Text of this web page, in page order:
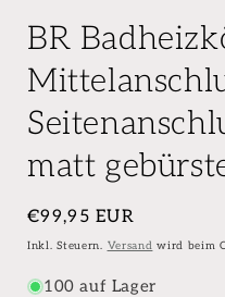
BR
matt
Normaler
Preis
€99,95 EUR
Inkl. Steuern. Versand wird beim
100 auf Lager